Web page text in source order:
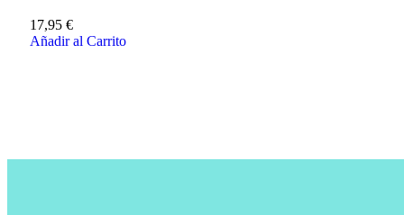
17,95 €
Añadir al Carrito